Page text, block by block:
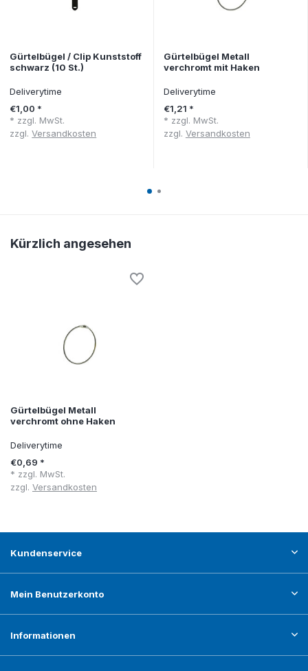
Gürtelbügel / Clip Kunststoff
schwarz (10 St.)
Deliverytime
€1,00 *
* zzgl. MwSt.
zzgl.Versandkosten
Gürtelbügel Metall
verchromt mit Haken
Deliverytime
€1,21 *
* zzgl. MwSt.
zzgl. Versandkosten
Kürzlich angesehen
Gürtelbügel Metall
verchromt ohne Haken
Deliverytime
€0,69 *
* zzgl. MwSt.
zzgl. Versandkosten
Kundenservice
Mein Benutzerkonto
Informationen